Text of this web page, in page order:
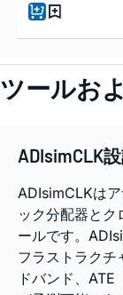
ツールお
ADIsimCLK
ADIsimCLKは
ック分配器とク
ールです。
フラストラクチ
ドバンド、